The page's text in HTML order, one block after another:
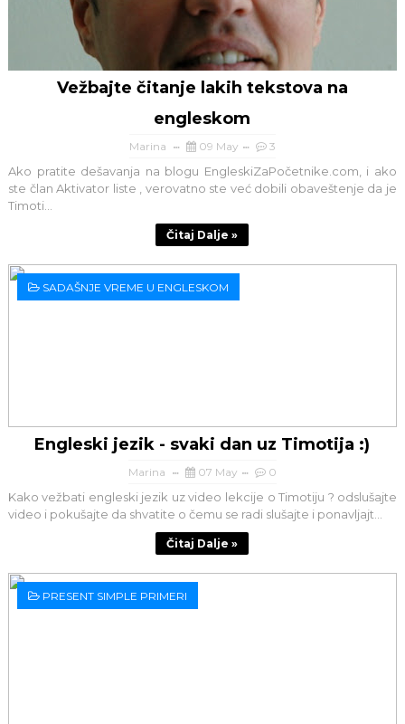
Vežbajte čitanje lakih tekstova na
engleskom
Marina 09 May 3
Ako pratite dešavanja na blogu EngleskiZaPočetnike.com, i ako
ste član Aktivator liste , verovatno ste već dobili obaveštenje da je
Timoti...
Čitaj Dalje »
SADAŠNJE VREME U ENGLESKOM
Engleski jezik - svaki dan uz Timotija :)
Marina 07 May 0
Kako vežbati engleski jezik uz video lekcije o Timotiju ? odslušajte
video i pokušajte da shvatite o čemu se radi slušajte i ponavljajt...
Čitaj Dalje »
PRESENT SIMPLE PRIMERI